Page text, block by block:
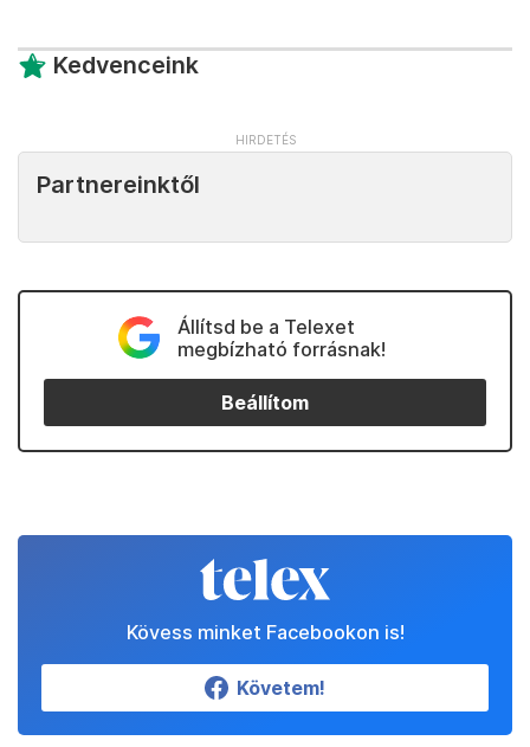
Kedvenceink
Partnereinktől
Állítsd be a Telexet
megbízható forrásnak!
Beállítom
Kövess minket Facebookon is!
Követem!